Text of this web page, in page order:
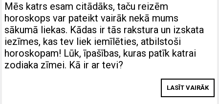
Mēs katrs esam citādāks, taču reizēm
horoskops var pateikt vairāk nekā mums
sākumā liekas. Kādas ir tās rakstura un izskata
iezīmes, kas tev liek iemīlēties, atbilstoši
horoskopam! Lūk, īpašības, kuras patīk katrai
zodiaka zīmei. Kā ir ar tevi?
LASĪT VAIRĀK